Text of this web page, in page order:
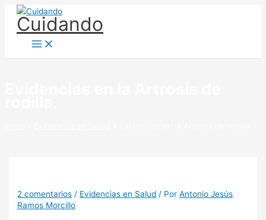
contenido
Cuidando
2 comentarios / Evidencias en Salud / PorAntonio Jesús
Ramos Morcillo